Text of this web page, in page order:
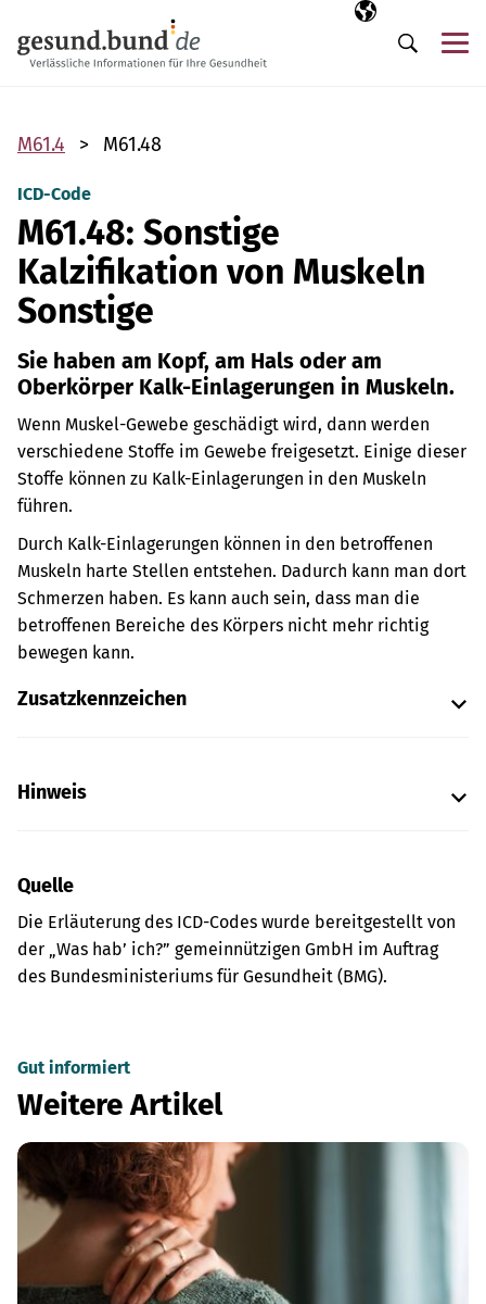
Ausgewählte
DE
Suche
M61.4 M61.48
ICD-Code
M61.48: Sonstige
Kalzifikation von Muskeln
Sonstige
Sie haben am Kopf, am Hals oder am
Oberkörper Kalk-Einlagerungen in Muskeln.
Wenn Muskel-Gewebe geschädigt wird, dann werden
verschiedene Stoffe im Gewebe freigesetzt. Einige dieser
Stoffe können zu Kalk-Einlagerungen in den Muskeln
führen.
Durch Kalk-Einlagerungen können in den betroffenen
Muskeln harte Stellen entstehen. Dadurch kann man dort
Schmerzen haben. Es kann auch sein, dass man die
betroffenen Bereiche des Körpers nicht mehr richtig
bewegen kann.
Zusatzkennzeichen
Hinweis
Quelle
Die Erläuterung des ICD-Codes wurde bereitgestellt von
der „Was hab’ ich?” gemeinnützigen GmbH im Auftrag
des Bundesministeriums für Gesundheit (BMG).
Gut informiert
Weitere Artikel